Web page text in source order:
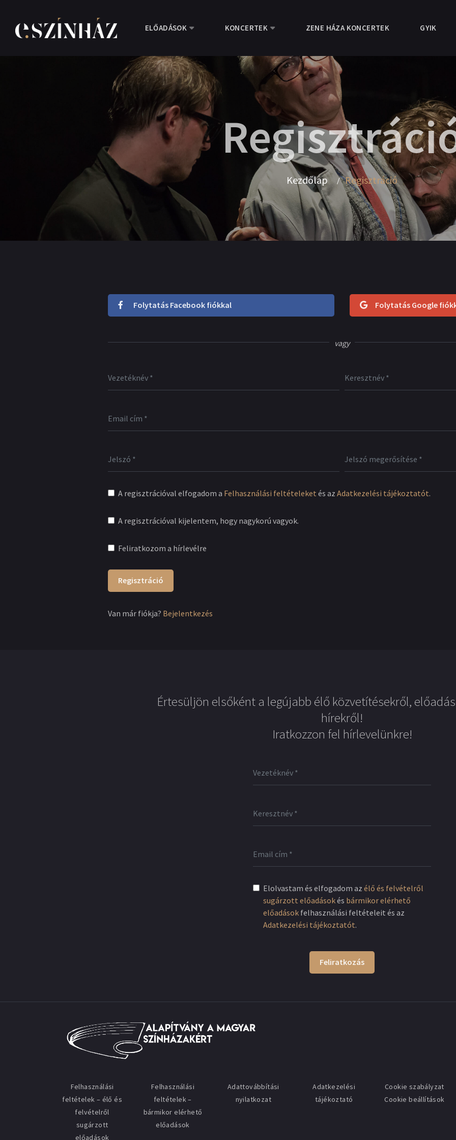
ELŐADÁSOK KONCERTEK ZENE HÁZA KONCERTEK GYIK
Kezdőlap Regisztráció
Folytatás Facebook fiókkal Folytatás Google
vagy
A regisztrációval elfogadom a Felhasználási feltételeket és az Adatkezelési tájékoztatót.
A regisztrációval kijelentem, hogy nagykorú vagyok.
Feliratkozom a hírlevélre
Regisztráció
Van már fiókja? Bejelentkezés
Értesüljön elsőként a legújabb élő közvetítésekről,
hírekről!
Iratkozzon fel hírlevelünkre!
Elolvastam és elfogadom az élő és felvételről
sugárzott előadásokés bármikor elérhető
előadások felhasználási feltételeit és az
Adatkezelési tájékoztatót.
Feliratkozás
Felhasználási
feltételek – élő és
felvételről
sugárzott
előadások
Felhasználási
feltételek –
bármikor elérhető
előadások
Adattovábbítási
nyilatkozat
Adatkezelési
tájékoztató
Cookie szabályzat
Cookie beállítások